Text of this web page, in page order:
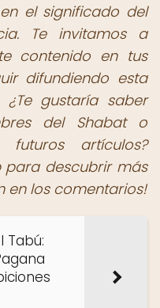
el significado del
Te invitamos a
contenido en tus
difundiendo esta
gustaría saber
del Shabat o
artículos?
para descubrir más
en los comentarios!
Tabú: